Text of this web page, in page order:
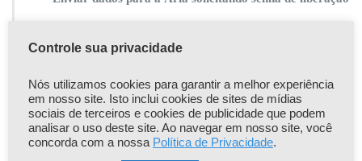
Você receberá em seu e-mail informado um Código de
deConfirmação de email cadastrado.
Clique em Confirma código de verificação e
Controle sua privacidade
Nós utilizamos cookies para garantir a melhor experiência
em nosso site. Isto inclui cookies de sites de mídias
sociais de terceiros e cookies de publicidade que podem
analisar o uso deste site. Ao navegar em nosso site, você
concorda com a nossa Política de Privacidade.